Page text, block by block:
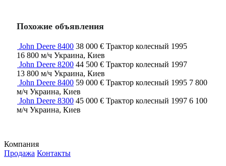
Похожие объявления
John Deere 8400 38 000 € Трактор колесный 1995
16 800 м/ч Украина, Киев
John Deere 8200 44 500 € Трактор колесный 1997
13 800 м/ч Украина, Киев
John Deere 8400 59 000 € Трактор колесный 1995 7 800
м/ч Украина, Киев
John Deere 8300 45 000 € Трактор колесный 1997 6 100
м/ч Украина, Киев
Компания
Продажа Контакты